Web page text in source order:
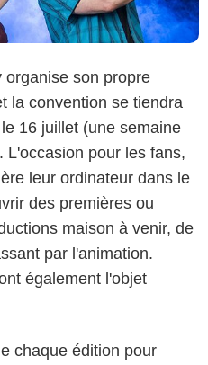
organise son propre
la convention se tiendra
16 juillet (une semaine
L'occasion pour les fans,
leur ordinateur dans le
des premières ou
maison à venir, de
par l'animation.
également l'objet
chaque édition pour